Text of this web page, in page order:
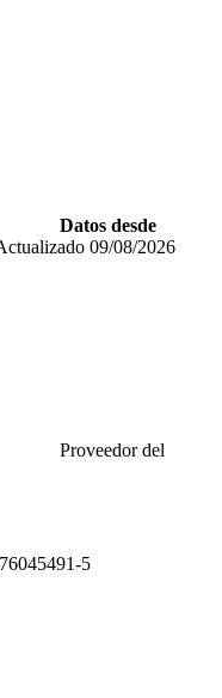
Datos desde
09/08/2026
Proveedor del
5